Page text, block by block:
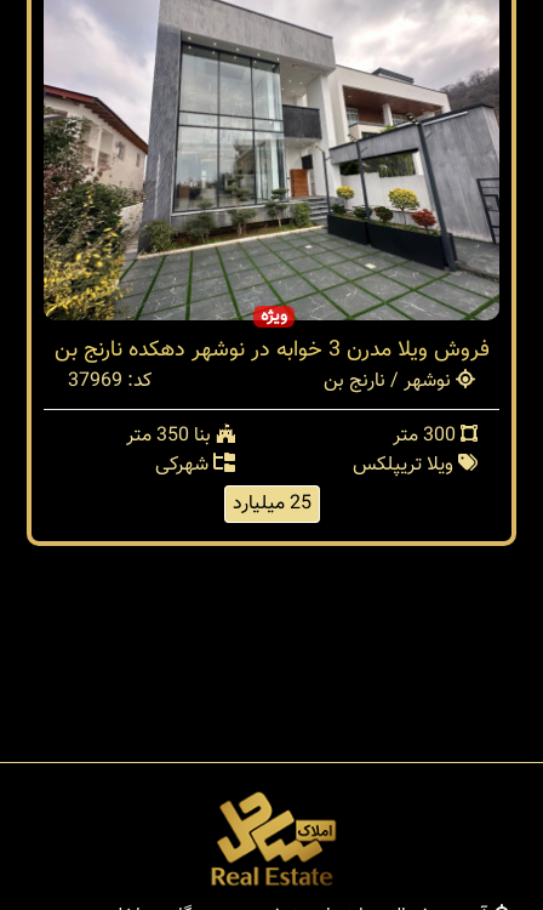
ویژه
فروش ویلا مدرن 3 خوابه در نوشهر دهکده نارنج بن
نوشهر / نارنج بن
کد: 37969
بنا 350 متر
ویلا تریپلکس
شهرکی
25 میلیارد